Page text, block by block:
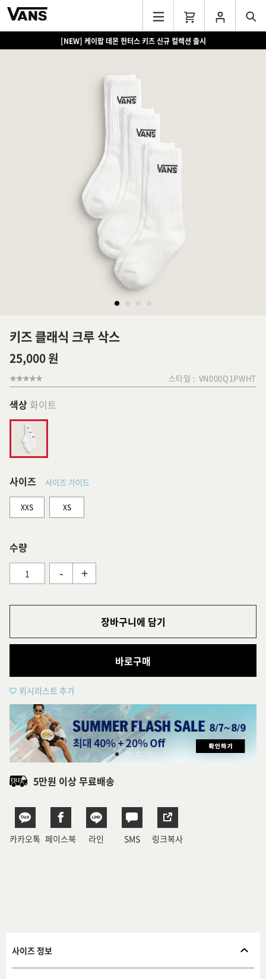
[NEW] 케이팝 데몬 헌터스 키즈 신규 컬렉션 출시
키즈 클래식 크루 삭스
25,000 원
스타일 : VN000Q1PWHT
색상 화이트
사이즈 사이즈 가이드
XXS XS
수량
- +
장바구니에 담기
바로구매
위시리스트 추가
5만원 이상 무료배송
카카오톡 페이스북 라인 SMS 링크복사
사이즈 정보